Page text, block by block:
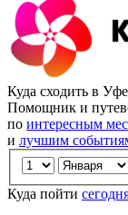
Куда сходить в
Помощник и
по интересным
и лучшим
Куда пойти